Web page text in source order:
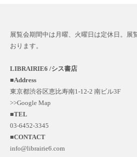
展覧会期間中は月曜、火曜日は定休日。展
おります。
LIBRAIRIE6 /シス書店
■Address
東京都渋谷区恵比寿南1-12-2 南ビル3F
>>Google Map
■TEL
03-6452-3345
■CONTACT
info@librairie6.com